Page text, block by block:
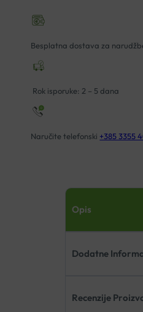
A30
količina
Besplatna dostava za
Rok isporuke: 2 – 5 dana
Naručite telefonski +385 3355
Opis
Dodatne
Recenzije